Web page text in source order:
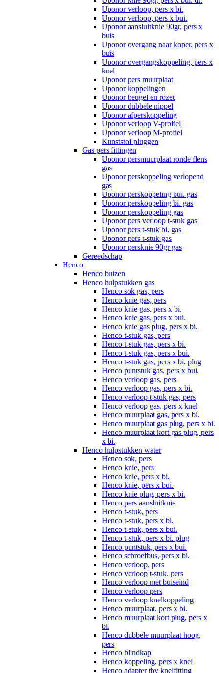
Uponor verloop, pers x bi.
Uponor verloop, pers x bui.
Uponor aansluitknie 90gr, pers x
buis
Uponor overgang naar koper, pers x
buis
Uponor overgangskoppeling, pers x
knel
Uponor pers muurplaat
Uponor koppelingen
Uponor beugel en rozet
Uponor dubbele nippel
Uponor afperskoppeling
Uponor verloop V-profiel
Uponor verloop M-profiel
Kunststof pluggen
Gas pers fittingen
Uponor persmuurplaat ronde flens
gas
Uponor perskoppeling verlopend
gas
Uponor perskoppeling bui. gas
Uponor perskoppeling bi. gas
Uponor perskoppeling gas
Uponor pers verloop t-stuk gas
Uponor pers t-stuk bi. gas
Uponor pers t-stuk gas
Uponor persknie 90gr gas
Gereedschap
Henco
Henco buizen
Henco hulpstukken gas
Henco sok gas, pers
Henco knie gas, pers
Henco knie gas, pers x bi.
Henco knie gas, pers x bui.
Henco knie gas plug, pers x bi.
Henco t-stuk gas, pers
Henco t-stuk gas, pers x bi.
Henco t-stuk gas, pers x bui.
Henco t-stuk gas, pers x bi. plug
Henco puntstuk gas, pers x bui.
Henco verloop gas, pers
Henco verloop gas, pers x bi.
Henco verloop t-stuk gas, pers
Henco verloop gas, pers x knel
Henco muurplaat gas, pers x bi.
Henco muurplaat gas plug, pers x bi.
Henco muurplaat kort gas plug, pers
x bi.
Henco hulpstukken water
Henco sok, pers
Henco knie, pers
Henco knie, pers x bi.
Henco knie, pers x bui.
Henco knie plug, pers x bi.
Henco pers aansluitknie
Henco t-stuk, pers
Henco t-stuk, pers x bi.
Henco t-stuk, pers x bui.
Henco t-stuk, pers x bi. plug
Henco puntstuk, pers x bui.
Henco schroefbus, pers x bi.
Henco verloop, pers
Henco verloop t-stuk, pers
Henco verloop met buiseind
Henco verloop pers
Henco verloop knelkoppeling
Henco muurplaat, pers x bi.
Henco muurplaat kort plug, pers x
bi.
Henco dubbele muurplaat hoog,
pers
Henco blindkap
Henco koppeling, pers x knel
Henco adapter tbv knelfitting